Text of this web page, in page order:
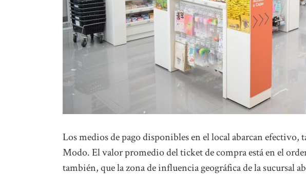
Los medios de pago disponibles en el local abarcan
Modo. El valor promedio del ticket de compra está en el
también, que la zona de influencia geográfica de la sucursal